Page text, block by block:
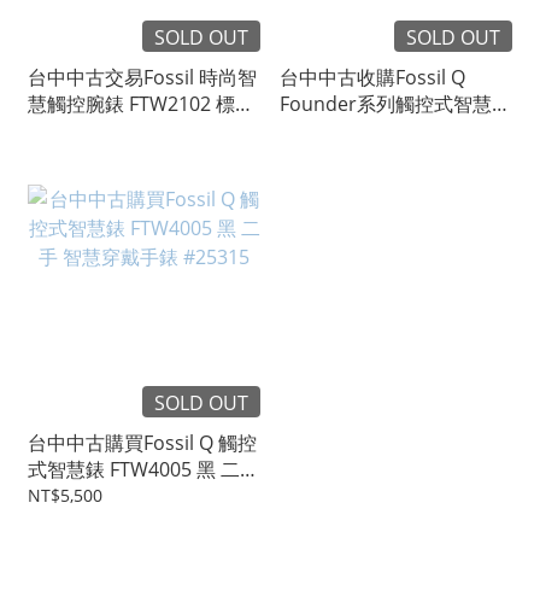
SOLD OUT
台中中古交易Fossil 時尚智
慧觸控腕錶 FTW2102 標多
SOLD OUT
台中中古收購Fossil Q
Founder系列觸控式智慧錶
SOLD OUT
台中中古購買Fossil Q 觸控
式智慧錶 FTW4005 黑 二手
智慧穿戴手錶 #25315
NT$5,500